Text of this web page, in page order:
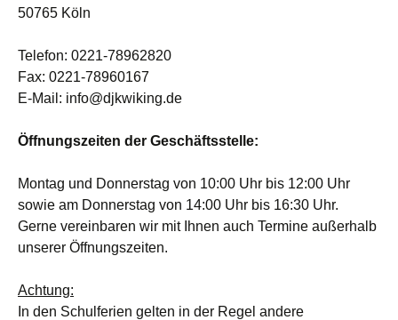
50765 Köln
Telefon: 0221-78962820
Fax: 0221-78960167
E-Mail: info@djkwiking.de
Öffnungszeiten der Geschäftsstelle:
Montag und Donnerstag von 10:00 Uhr bis 12:00 Uhr
sowie am Donnerstag von 14:00 Uhr bis 16:30 Uhr.
Gerne vereinbaren wir mit Ihnen auch Termine außerhalb
unserer Öffnungszeiten.
Achtung:
In den Schulferien gelten in der Regel andere